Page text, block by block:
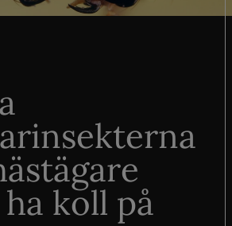
koll på